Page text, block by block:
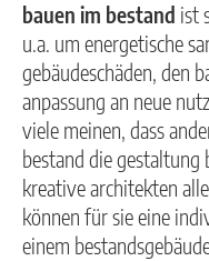
bauen im bestand ist
u.a. um energetische
gebäudeschäden, den
anpassung an neue
viele meinen, dass
bestand die gestaltung
kreative architekten
können für sie eine
einem